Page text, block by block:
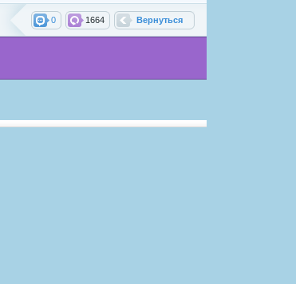
Вернуться
1664
0